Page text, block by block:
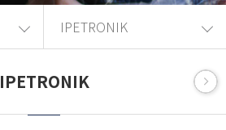
IPETRONIK
IPETRONIK